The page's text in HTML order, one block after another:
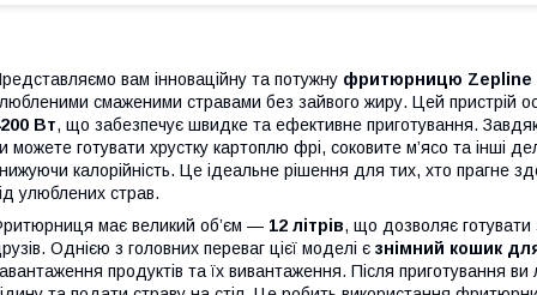
вам інноваційну та потужну фритюрницю Zepline
смаженими стравами без зайвого жиру. Цей пристрій
Вт, що забезпечує швидке та ефективне приготування.
можете готувати хрустку картоплю фрі, соковите м’ясо та інші
калорійність. Це ідеальне рішення для тих, хто прагне
улюблених страв.
має великий об’єм — 12 літрів, що дозволяє готувати
Однією з головних переваг цієї моделі є знімний кошик
продуктів та їх вивантаження. Після приготування